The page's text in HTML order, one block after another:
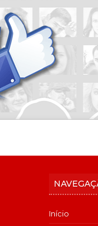
Início